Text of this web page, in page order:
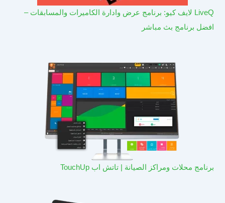
LiveQ لايف كيو: برنامج عرض وادارة الكاميرات والمسابقات –
افضل برنامج بث مباشر
برنامج محلات ومراكز الصيانة | تاتش اب TouchUp